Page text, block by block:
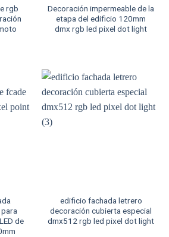
rgb
Decoración impermeable de la
etapa del edificio 120mm
dmx rgb led pixel dot light
de
edificio fachada letrero
decoración cubierta especial
dmx512 rgb led pixel dot light